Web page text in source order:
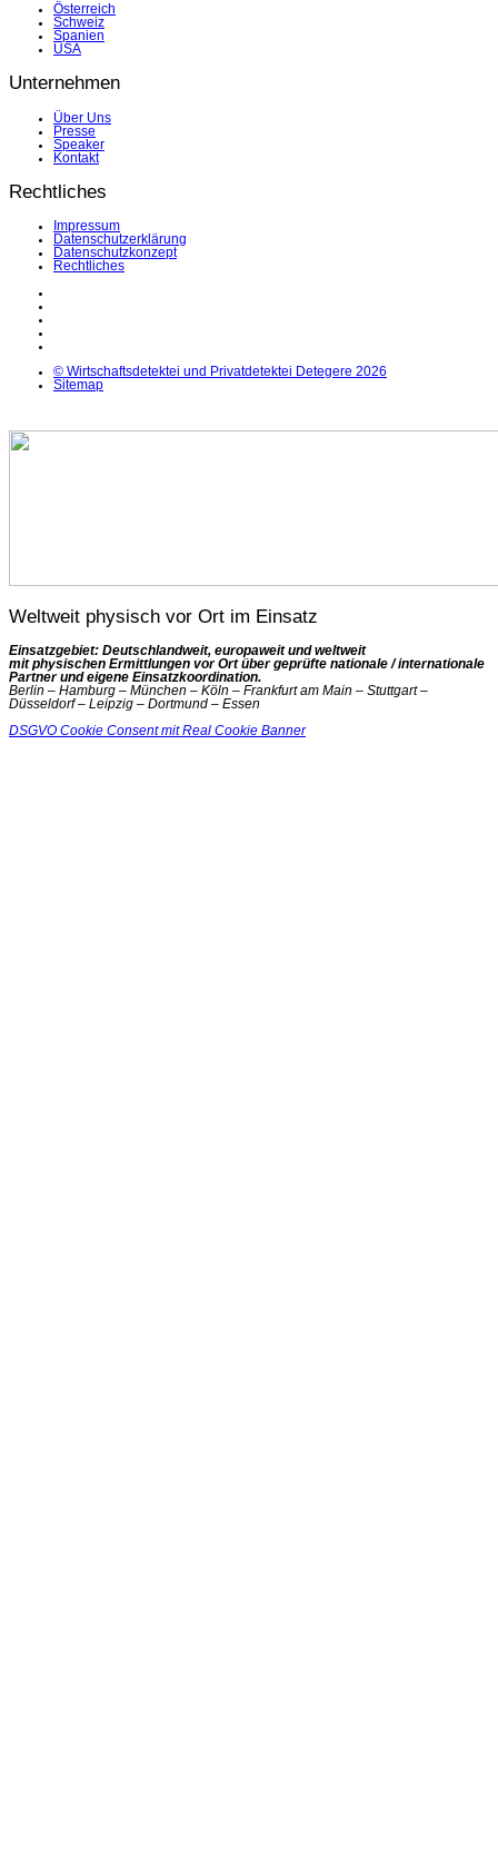
Österreich
Schweiz
Spanien
USA
Unternehmen
Über Uns
Presse
Speaker
Kontakt
Rechtliches
Impressum
Datenschutzerklärung
Datenschutzkonzept
Rechtliches
© Wirtschaftsdetektei und Privatdetektei Detegere 2026
Sitemap
Weltweit physisch vor Ort im Einsatz
Einsatzgebiet: Deutschlandweit, europaweit und weltweit
mit physischen Ermittlungen vor Ort über geprüfte nationale / internationale
Partner und eigene Einsatzkoordination.
Berlin – Hamburg – München – Köln – Frankfurt am Main – Stuttgart –
Düsseldorf – Leipzig – Dortmund – Essen
DSGVO Cookie Consent mit Real Cookie Banner